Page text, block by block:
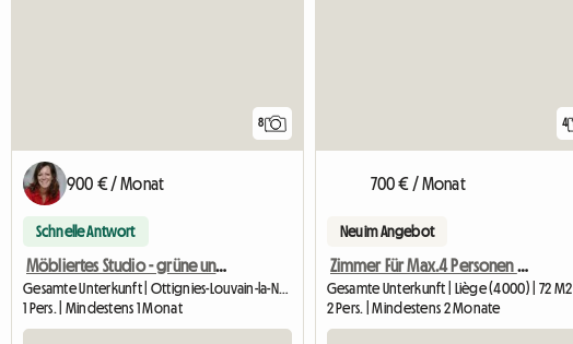
8
900 € / Monat
Schnelle Antwort
Möbliertes Studio - grüne und ruhige Lage
1 Pers. | Mindestens 1 Monat
4
700 € / Monat
Neu im Angebot
Zimmer Für Max.4 Personen Mit Küche Und WC
Gesamte Unterkunft | Liège (4000) | 72 M2
2 Pers. | Mindestens 2 Monate